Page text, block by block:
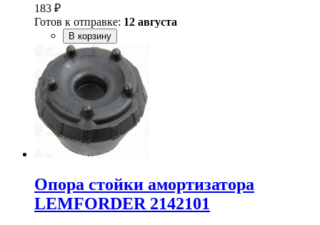
183 ₽
Готов к отправке: 12 августа
В корзину
Опора стойки амортизатора
LEMFORDER 2142101